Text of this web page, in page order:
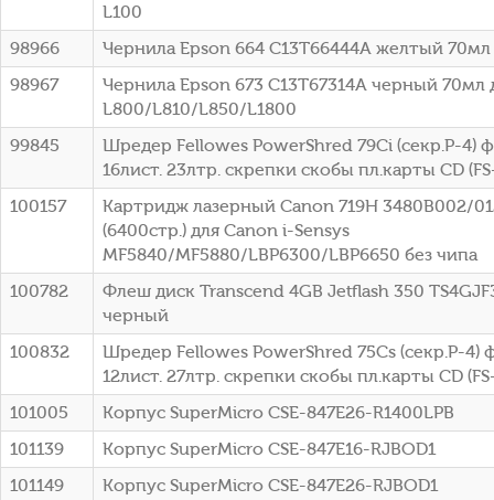
L100
98966
Чернила Epson 664 C13T66444A желтый 70мл
98967
Чернила Epson 673 C13T67314A черный 70мл
L800/L810/L850/L1800
99845
Шредер Fellowes PowerShred 79Ci (секр.P-4)
16лист. 23лтр. скрепки скобы пл.карты CD
100157
Картридж лазерный Canon 719H 3480B002/
(6400стр.) для Canon i-Sensys
MF5840/MF5880/LBP6300/LBP6650 без чипа
100782
Флеш диск Transcend 4GB Jetflash 350
черный
100832
Шредер Fellowes PowerShred 75Cs (секр.P-4)
12лист. 27лтр. скрепки скобы пл.карты CD
101005
Корпус SuperMicro CSE-847E26-R1400LPB
101139
Корпус SuperMicro CSE-847E16-RJBOD1
101149
Корпус SuperMicro CSE-847E26-RJBOD1